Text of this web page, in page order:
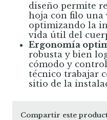
diseño permite
hoja con filo una
optimizando la
vida útil del
Ergonomía
robusta y bien
cómodo y
técnico trabajar
sitio de la
Compartir este